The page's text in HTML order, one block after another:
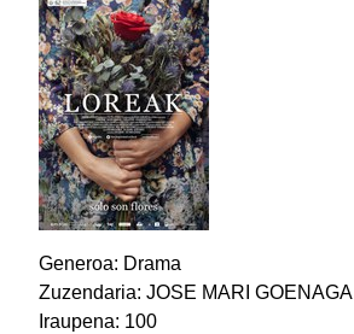
Generoa: Drama
Zuzendaria: JOSE MARI GOENAGA
Iraupena: 100